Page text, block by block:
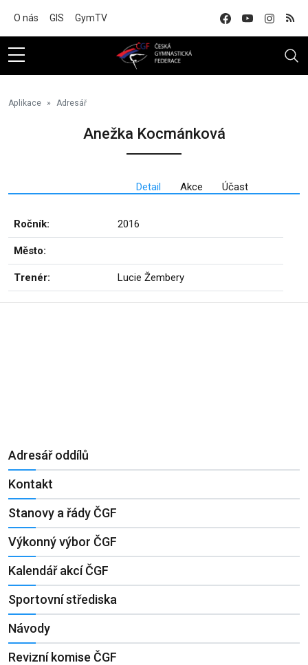
O nás GIS GymTV
Aplikace Adresář
Anežka Kocmánková
Detail Akce Účast
Ročník: 2016
Město:
Trenér: Lucie Žembery
Adresář oddílů
Kontakt
Stanovy a řády ČGF
Výkonný výbor ČGF
Kalendář akcí ČGF
Sportovní střediska
Návody
Revizní komise ČGF